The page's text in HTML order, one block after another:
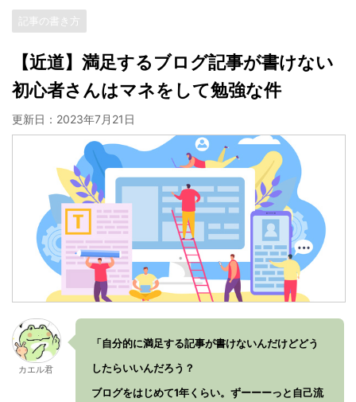
記事の書き方
【近道】満足するブログ記事が書けない
初心者さんはマネをして勉強な件
更新日： 2023年7月21日
カエル君
「自分的に満足する記事が書けないんだけどどう
したらいいんだろう？
ブログをはじめて1年くらい。ずーーーっと自己流